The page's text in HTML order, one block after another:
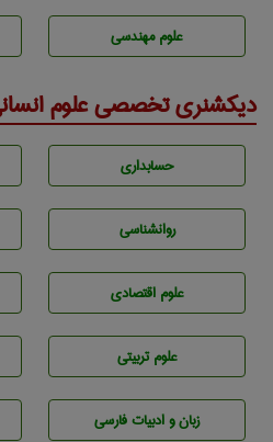
علوم مهندسی
دیکشنری تخصصی علوم
حسابداری
روانشناسی
علوم اقتصادی
علوم تربيتی
زبان و ادبيات فارسی